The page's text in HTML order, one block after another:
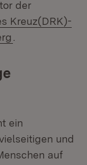
Fenster)
der
Kreuz(DRK)-
ein
und
auf